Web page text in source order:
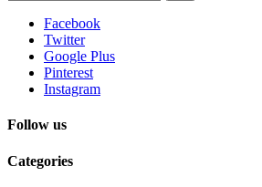
Facebook
Twitter
Google Plus
Pinterest
Instagram
Follow us
Categories